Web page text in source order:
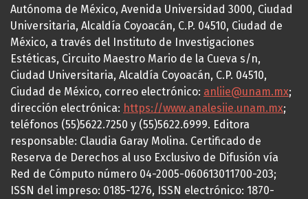
Autónoma de México, Avenida Universidad 3000, Ciudad
Universitaria, Alcaldía Coyoacán, C.P. 04510, Ciudad de
México, a través del Instituto de Investigaciones
Estéticas, Circuito Maestro Mario de la Cueva s/n,
Ciudad Universitaria, Alcaldía Coyoacán, C.P. 04510,
Ciudad de México, correo electrónico: anliie@unam.mx;
dirección electrónica: https://www.analesiie.unam.mx;
teléfonos (55)5622.7250 y (55)5622.6999. Editora
responsable: Claudia Garay Molina. Certificado de
Reserva de Derechos al uso Exclusivo de Difusión vía
Red de Cómputo número 04-2005-060613011700-203;
ISSN del impreso: 0185-1276, ISSN electrónico: 1870-